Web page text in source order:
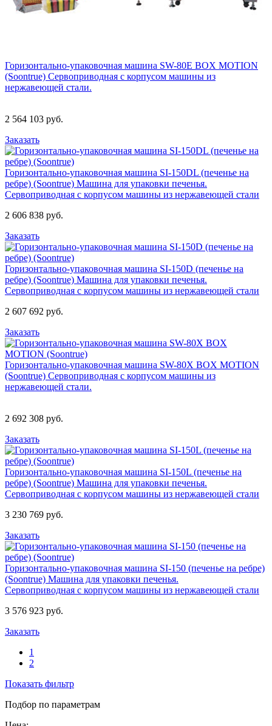
Горизонтально-упаковочная машина SW-80E BOX MOTION
(Soontrue) Сервоприводная с корпусом машины из
нержавеющей стали.
2 564 103 руб.
Заказать
Горизонтально-упаковочная машина SI-150DL (печенье на
ребре) (Soontrue) Машина для упаковки печенья.
Сервоприводная с корпусом машины из нержавеющей стали
2 606 838 руб.
Заказать
Горизонтально-упаковочная машина SI-150D (печенье на
ребре) (Soontrue) Машина для упаковки печенья.
Сервоприводная с корпусом машины из нержавеющей стали
2 607 692 руб.
Заказать
Горизонтально-упаковочная машина SW-80X BOX MOTION
(Soontrue) Сервоприводная с корпусом машины из
нержавеющей стали.
2 692 308 руб.
Заказать
Горизонтально-упаковочная машина SI-150L (печенье на
ребре) (Soontrue) Машина для упаковки печенья.
Сервоприводная с корпусом машины из нержавеющей стали
3 230 769 руб.
Заказать
Горизонтально-упаковочная машина SI-150 (печенье на ребре)
(Soontrue) Машина для упаковки печенья.
Сервоприводная с корпусом машины из нержавеющей стали
3 576 923 руб.
Заказать
1
2
Показать фильтр
Подбор по параметрам